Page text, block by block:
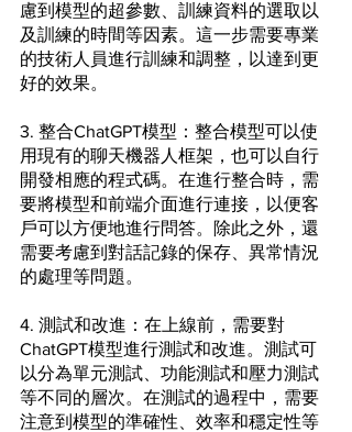
慮到模型的超參數、訓練資料的選取以
及訓練的時間等因素。這一步需要專業
的技術人員進行訓練和調整，以達到更
好的效果。
3. 整合ChatGPT模型：整合模型可以使
用現有的聊天機器人框架，也可以自行
開發相應的程式碼。在進行整合時，需
要將模型和前端介面進行連接，以便客
戶可以方便地進行問答。除此之外，還
需要考慮到對話記錄的保存、異常情況
的處理等問題。
4. 測試和改進：在上線前，需要對
ChatGPT模型進行測試和改進。測試可
以分為單元測試、功能測試和壓力測試
等不同的層次。在測試的過程中，需要
注意到模型的準確性、效率和穩定性等